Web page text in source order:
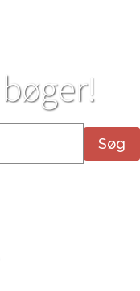
Søg